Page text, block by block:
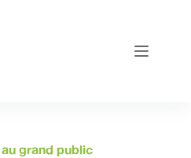
grand public